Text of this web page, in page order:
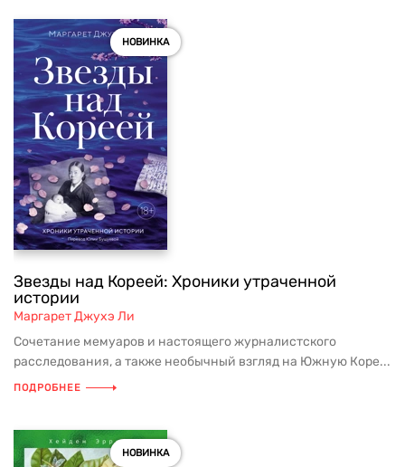
НОВИНКА
Звезды над Кореей: Хроники утраченной
истории
Маргарет Джухэ Ли
Сочетание мемуаров и настоящего журналистского
расследования, а также необычный взгляд на Южную Коре...
ПОДРОБНЕЕ
НОВИНКА